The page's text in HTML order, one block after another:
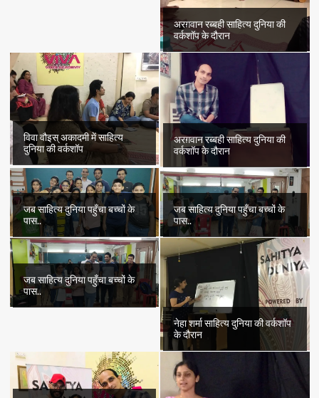
अरग़वान रब्बही साहित्य दुनिया की
वर्कशॉप के दौरान
विवा वौइस् अकादमी में साहित्य
दुनिया की वर्कशॉप
अरग़वान रब्बही साहित्य दुनिया की
वर्कशॉप के दौरान
जब साहित्य दुनिया पहुँचा बच्चों के
पास..
जब साहित्य दुनिया पहुँचा बच्चों के
पास..
जब साहित्य दुनिया पहुँचा बच्चों के
पास..
नेहा शर्मा साहित्य दुनिया की वर्कशॉप
के दौरान